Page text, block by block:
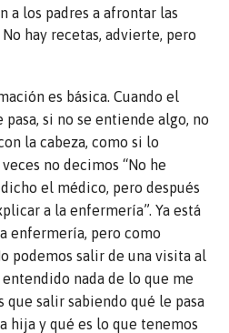
a los padres a afrontar las
hay recetas, advierte, pero
es básica. Cuando el
si no se entiende algo, no
la cabeza, como si lo
no decimos “No he
el médico, pero después
a la enfermería”. Ya está
enfermería, pero como
podemos salir de una visita al
nada de lo que me
que salir sabiendo qué le pasa
hija y qué es lo que tenemos